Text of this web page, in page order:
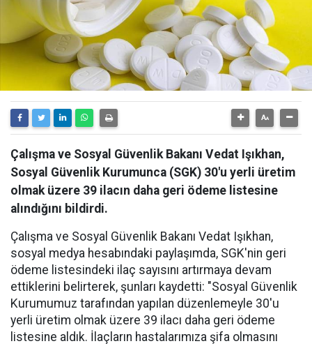
Çalışma ve Sosyal Güvenlik Bakanı Vedat Işıkhan,
Sosyal Güvenlik Kurumunca (SGK) 30'u yerli üretim
olmak üzere 39 ilacın daha geri ödeme listesine
alındığını bildirdi.
Çalışma ve Sosyal Güvenlik Bakanı Vedat Işıkhan,
sosyal medya hesabındaki paylaşımda, SGK'nin geri
ödeme listesindeki ilaç sayısını artırmaya devam
ettiklerini belirterek, şunları kaydetti: "Sosyal Güvenlik
Kurumumuz tarafından yapılan düzenlemeyle 30'u
yerli üretim olmak üzere 39 ilacı daha geri ödeme
listesine aldık. İlaçların hastalarımıza şifa olmasını